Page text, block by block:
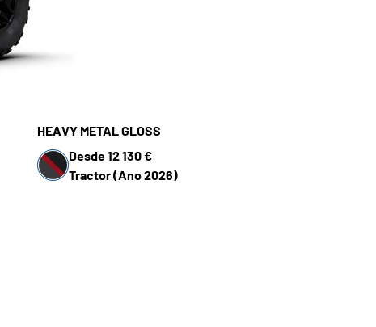
HEAVY METAL GLOSS
Desde 12 130 €
Tractor (Ano 2026)